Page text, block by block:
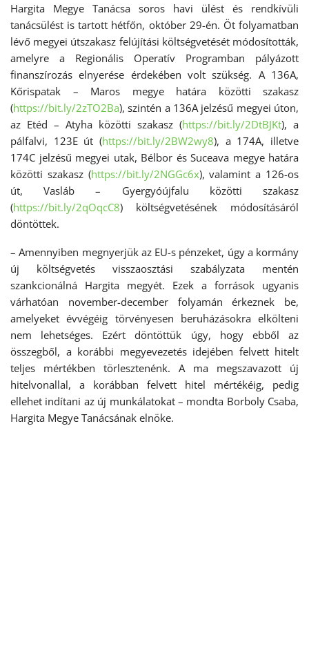
Hargita Megye Tanácsa soros havi ülést és rendkívüli
tanácsülést is tartott hétfőn, október 29-én. Öt folyamatban
lévő megyei útszakasz felújítási költségvetését módosították,
amelyre a Regionális Operatív Programban pályázott
finanszírozás elnyerése érdekében volt szükség. A 136A,
Kőrispatak – Maros megye határa közötti szakasz
(https://bit.ly/2zTO2Ba), szintén a 136A jelzésű megyei úton,
az Etéd – Atyha közötti szakasz (https://bit.ly/2DtBJKt), a
pálfalvi, 123E út (https://bit.ly/2BW2wy8), a 174A, illetve
174C jelzésű megyei utak, Bélbor és Suceava megye határa
közötti szakasz (https://bit.ly/2NGGc6x), valamint a 126-os
út, Vasláb – Gyergyóújfalu közötti szakasz
(https://bit.ly/2qOqcC8) költségvetésének módosításáról
döntöttek.
– Amennyiben megnyerjük az EU-s pénzeket, úgy a kormány
új költségvetés visszaosztási szabályzata mentén
szankcionálná Hargita megyét. Ezek a források ugyanis
várhatóan november-december folyamán érkeznek be,
amelyeket évvégéig törvényesen beruházásokra elkölteni
nem lehetséges. Ezért döntöttük úgy, hogy ebből az
összegből, a korábbi megyevezetés idejében felvett hitelt
teljes mértékben törlesztenénk. A ma megszavazott új
hitelvonallal, a korábban felvett hitel mértékéig, pedig
ellehet indítani az új munkálatokat – mondta Borboly Csaba,
Hargita Megye Tanácsának elnöke.